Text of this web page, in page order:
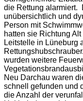
die Rettung alarmiert.
unübersichtlich und
Person mit
hatten sie Richtung
Leitstelle in Lüneburg
wurden weitere
Neu Darchau waren
schnell gefunden und
die Anzahl der